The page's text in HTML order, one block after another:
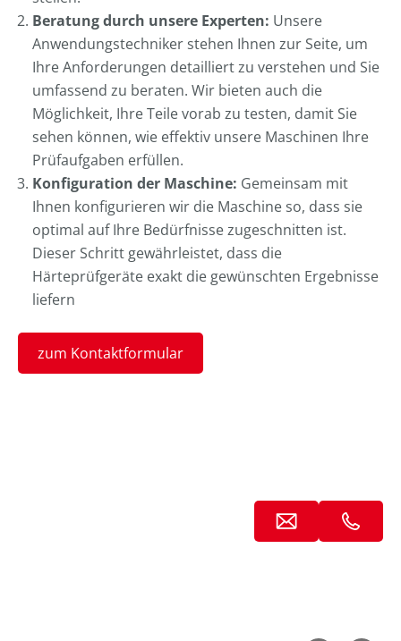
Beratung durch unsere Experten: Unsere
Anwendungstechniker stehen Ihnen zur Seite, um
Ihre Anforderungen detailliert zu verstehen und Sie
umfassend zu beraten. Wir bieten auch die
Möglichkeit, Ihre Teile vorab zu testen, damit Sie
sehen können, wie effektiv unsere Maschinen Ihre
Prüfaufgaben erfüllen.
Konfiguration der Maschine: Gemeinsam mit
Ihnen konfigurieren wir die Maschine so, dass sie
optimal auf Ihre Bedürfnisse zugeschnitten ist.
Dieser Schritt gewährleistet, dass die
Härteprüfgeräte exakt die gewünschten Ergebnisse
liefern
zum Kontaktformular